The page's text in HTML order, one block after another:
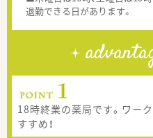
退勤できる日があります。
18時終業の薬局です。ワー
すすめ！